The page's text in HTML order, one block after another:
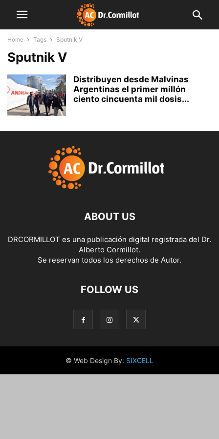
Home Tags Sputnik V
Sputnik V
Distribuyen desde Malvinas
Argentinas el primer millón
ciento cincuenta mil dosis...
ABOUT US
DRCORMILLOT es una publicación digital registrada del Dr.
Alberto Cormillot.
Se reservan todos los derechos de Autor.
FOLLOW US
© Web Design By: SIXCELL